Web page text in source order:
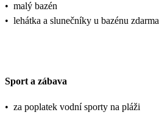
• malý bazén
• lehátka a slunečníky u bazénu zdarma
Sport a zábava
• za poplatek vodní sporty na pláži